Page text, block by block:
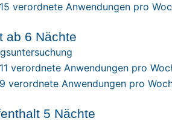
verordnete Anwendungen pro
ab 6 Nächte
verordnete Anwendungen pro
verordnete Anwendungen pro
5 Nächte